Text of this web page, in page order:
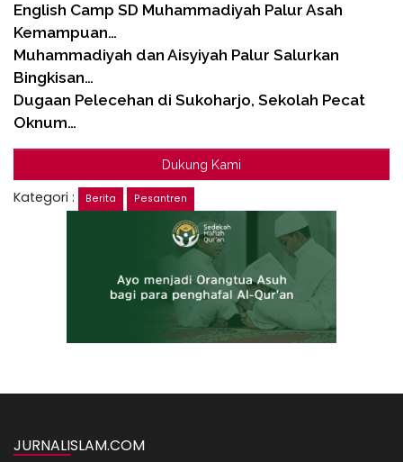
English Camp SD Muhammadiyah Palur Asah
Kemampuan…
Muhammadiyah dan Aisyiyah Palur Salurkan
Bingkisan…
Dugaan Pelecehan di Sukoharjo, Sekolah Pecat
Oknum…
Dukung Kami
Kategori : Berita Pesantren
JURNALISLAM.COM